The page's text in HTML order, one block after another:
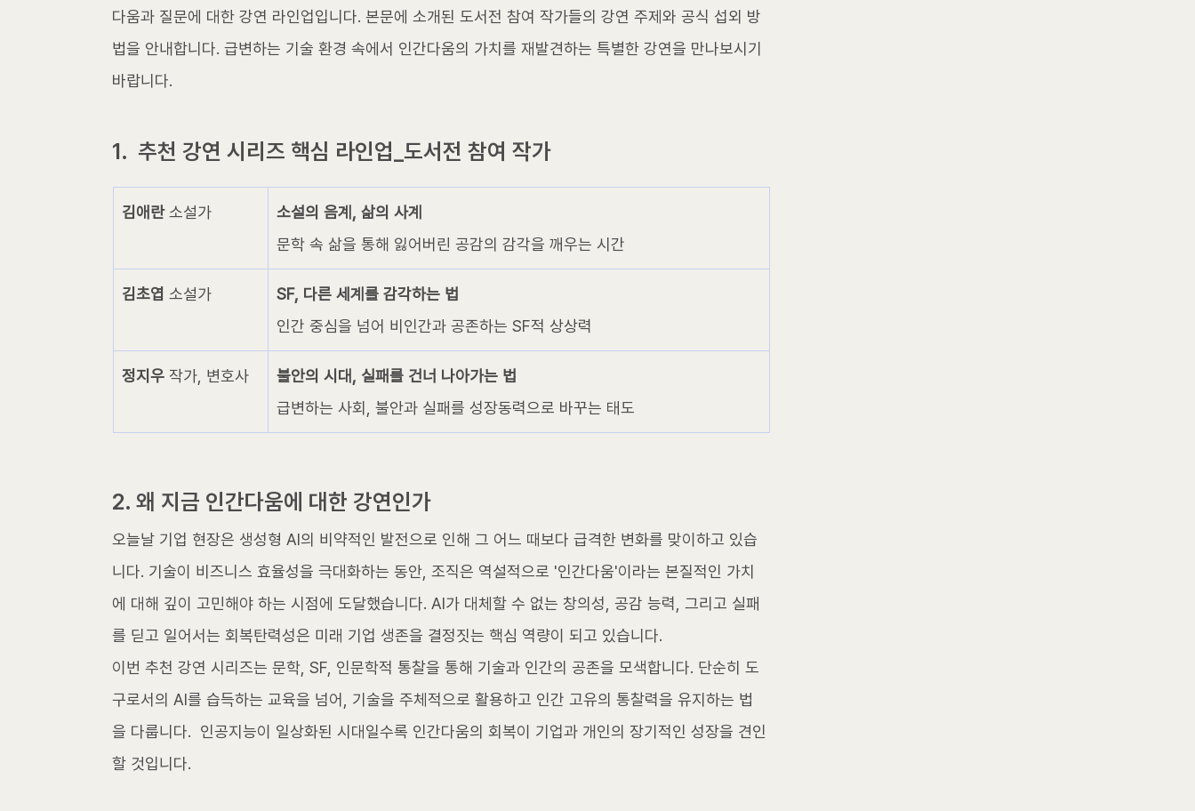
다움과 질문에 대한 강연 라인업입니다. 본문에 소개된 도서전 참여 작가들의 강연 주제와 공식 섭외 방
법을 안내합니다. 급변하는 기술 환경 속에서 인간다움의 가치를 재발견하는 특별한 강연을 만나보시기
바랍니다.
1.  추천 강연 시리즈 핵심 라인업_도서전 참여 작가
김애란 소설가
소설의 음계, 삶의 사계
문학 속 삶을 통해 잃어버린 공감의 감각을 깨우는 시간
김초엽 소설가
SF, 다른 세계를 감각하는 법
인간 중심을 넘어 비인간과 공존하는 SF적 상상력
정지우 작가, 변호사
불안의 시대, 실패를 건너 나아가는 법
급변하는 사회, 불안과 실패를 성장동력으로 바꾸는 태도
2. 왜 지금 인간다움에 대한 강연인가
오늘날 기업 현장은 생성형 AI의 비약적인 발전으로 인해 그 어느 때보다 급격한 변화를 맞이하고 있습
니다. 기술이 비즈니스 효율성을 극대화하는 동안, 조직은 역설적으로 '인간다움'이라는 본질적인 가치
에 대해 깊이 고민해야 하는 시점에 도달했습니다. AI가 대체할 수 없는 창의성, 공감 능력, 그리고 실패
를 딛고 일어서는 회복탄력성은 미래 기업 생존을 결정짓는 핵심 역량이 되고 있습니다.
이번 추천 강연 시리즈는 문학, SF, 인문학적 통찰을 통해 기술과 인간의 공존을 모색합니다. 단순히 도
구로서의 AI를 습득하는 교육을 넘어, 기술을 주체적으로 활용하고 인간 고유의 통찰력을 유지하는 법
을 다룹니다.  인공지능이 일상화된 시대일수록 인간다움의 회복이 기업과 개인의 장기적인 성장을 견인
할 것입니다.